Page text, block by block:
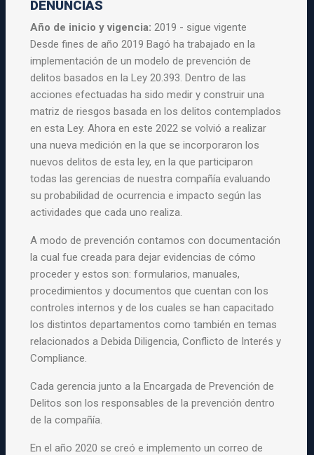
DENUNCIAS
Año de inicio y vigencia:2019 - sigue vigente
Desde fines de año 2019 Bagó ha trabajado en la
implementación de un modelo de prevención de
delitos basados en la Ley 20.393. Dentro de las
acciones efectuadas ha sido medir y construir una
matriz de riesgos basada en los delitos contemplados
en esta Ley. Ahora en este 2022 se volvió a realizar
una nueva medición en la que se incorporaron los
nuevos delitos de esta ley, en la que participaron
todas las gerencias de nuestra compañía evaluando
su probabilidad de ocurrencia e impacto según las
actividades que cada uno realiza.
A modo de prevención contamos con documentación
la cual fue creada para dejar evidencias de cómo
proceder y estos son: formularios, manuales,
procedimientos y documentos que cuentan con los
controles internos y de los cuales se han capacitado
los distintos departamentos como también en temas
relacionados a Debida Diligencia, Conflicto de Interés y
Compliance.
Cada gerencia junto a la Encargada de Prevención de
Delitos son los responsables de la prevención dentro
de la compañía.
En el año 2020 se creó e implemento un correo de